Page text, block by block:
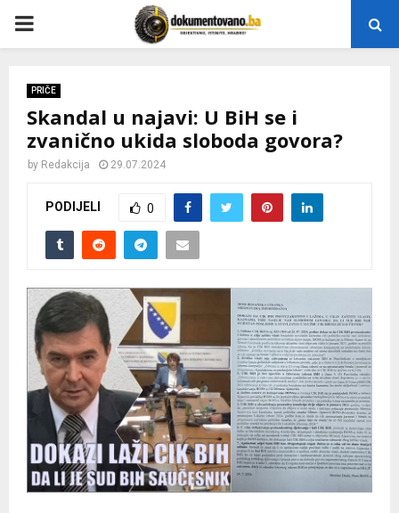
P
M
PRIČE
Skandal u najavi: U BiH se i
zvanično ukida sloboda govora?
by Redakcija 29.07.2024
PODIJELI 0